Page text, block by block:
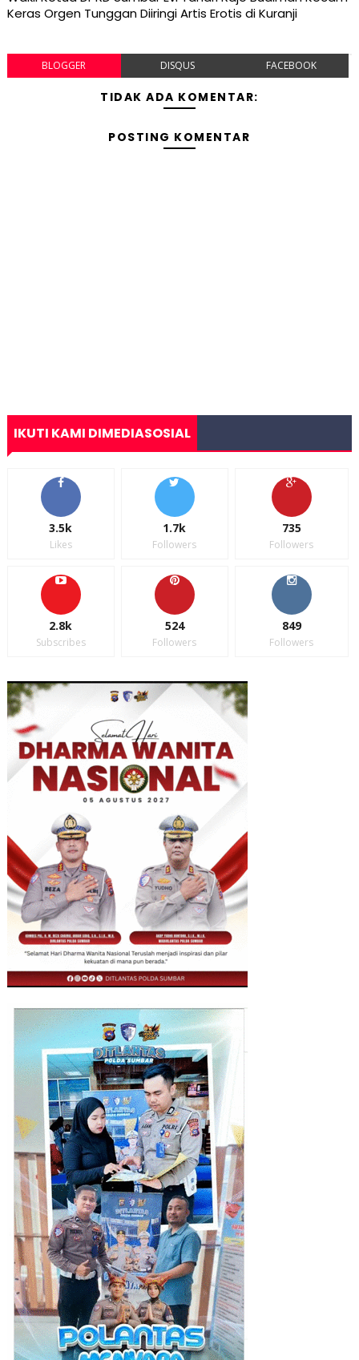
Keras Orgen Tunggan Diiringi Artis Erotis di Kuranji
BLOGGER DISQUS FACEBOOK
TIDAK ADA KOMENTAR:
POSTING KOMENTAR
IKUTI KAMI DIMEDIASOSIAL
3.5k
Likes
1.7k
Followers
735
Followers
2.8k
Subscribes
524
Followers
849
Followers